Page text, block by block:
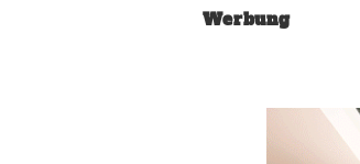
Werbung